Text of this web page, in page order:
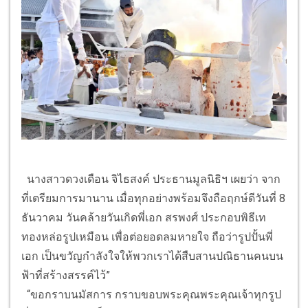
นางสาวดวงเดือน จิไธสงค์ ประธานมูลนิธิฯ เผยว่า จาก
ที่เตรียมการมานาน เมื่อทุกอย่างพร้อมจึงถือฤกษ์ดีวันที่ 8
ธันวาคม วันคล้ายวันเกิดพี่เอก สรพงศ์ ประกอบพิธีเท
ทองหล่อรูปเหมือน เพื่อต่อยอดลมหายใจ ถือว่ารูปปั้นพี่
เอก เป็นขวัญกำลังใจให้พวกเราได้สืบสานปณิธานคนบน
ฟ้าที่สร้างสรรค์ไว้”
“ขอกราบนมัสการ กราบขอบพระคุณพระคุณเจ้าทุกรูป